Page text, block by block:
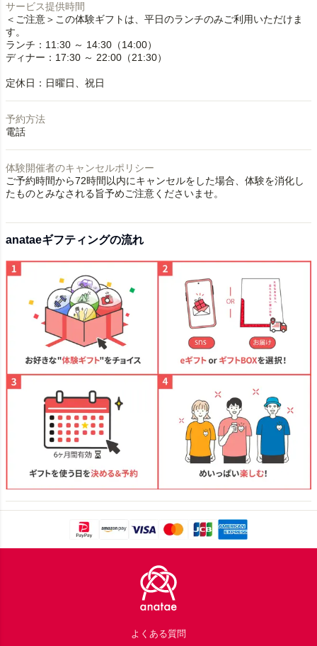
サービス提供時間
＜ご注意＞この体験ギフトは、平日のランチのみご利用いただけま
す。
ランチ：11:30 ～ 14:30（14:00）
ディナー：17:30 ～ 22:00（21:30）
定休日：日曜日、祝日
予約方法
電話
体験開催者のキャンセルポリシー
ご予約時間から72時間以内にキャンセルをした場合、体験を消化し
たものとみなされる旨予めご注意くださいませ。
anataeギフティングの流れ
よくある質問